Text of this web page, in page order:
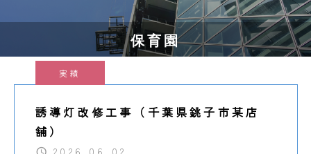
保育園
実績
誘導灯改修工事（千葉県銚子市某店
舗）
2026.06.02